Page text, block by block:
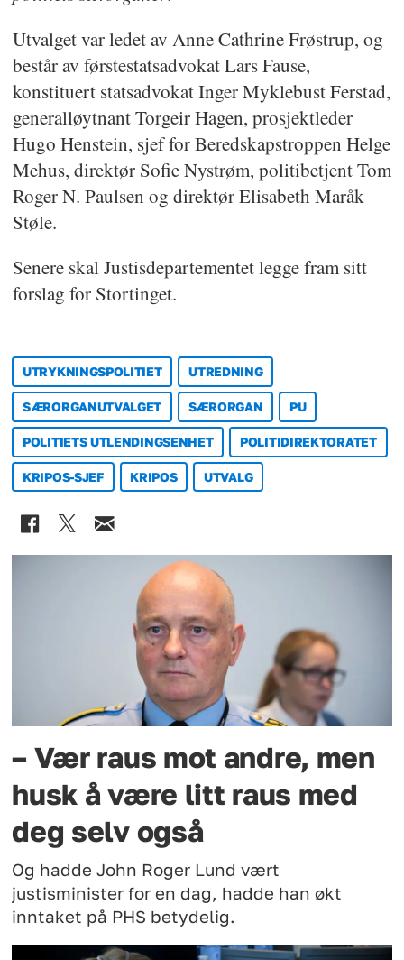
Utvalget var ledet av Anne Cathrine Frøstrup, og
består av førstestatsadvokat Lars Fause,
konstituert statsadvokat Inger Myklebust Ferstad,
generalløytnant Torgeir Hagen, prosjektleder
Hugo Henstein, sjef for Beredskapstroppen Helge
Mehus, direktør Sofie Nystrøm, politibetjent Tom
Roger N. Paulsen og direktør Elisabeth Maråk
Støle.
Senere skal Justisdepartementet legge fram sitt
forslag for Stortinget.
UTRYKNINGSPOLITIET UTREDNING
SÆRORGANUTVALGET SÆRORGAN PU
POLITIETS UTLENDINGSENHET POLITIDIREKTORATET
KRIPOS-SJEF KRIPOS UTVALG
– Vær raus mot andre, men
husk å være litt raus med
deg selv også
Og hadde John Roger Lund vært
justisminister for en dag, hadde han økt
inntaket på PHS betydelig.